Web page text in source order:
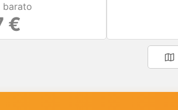
barato
€